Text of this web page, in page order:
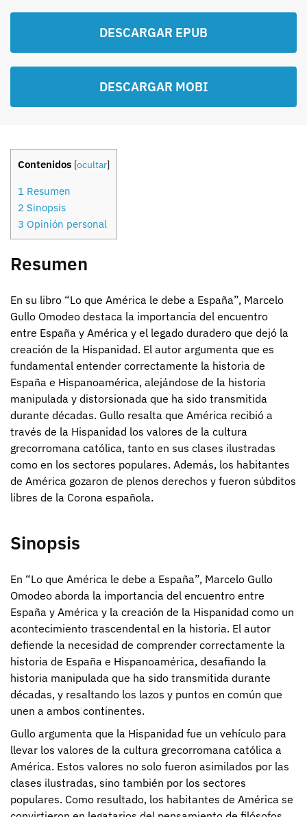
DESCARGAR EPUB
DESCARGAR MOBI
Contenidos [ocultar]
1 Resumen
2 Sinopsis
3 Opinión personal
Resumen
En su libro “Lo que América le debe a España”, Marcelo
Gullo Omodeo destaca la importancia del encuentro
entre España y América y el legado duradero que dejó la
creación de la Hispanidad. El autor argumenta que es
fundamental entender correctamente la historia de
España e Hispanoamérica, alejándose de la historia
manipulada y distorsionada que ha sido transmitida
durante décadas. Gullo resalta que América recibió a
través de la Hispanidad los valores de la cultura
grecorromana católica, tanto en sus clases ilustradas
como en los sectores populares. Además, los habitantes
de América gozaron de plenos derechos y fueron súbditos
libres de la Corona española.
Sinopsis
En “Lo que América le debe a España”, Marcelo Gullo
Omodeo aborda la importancia del encuentro entre
España y América y la creación de la Hispanidad como un
acontecimiento trascendental en la historia. El autor
defiende la necesidad de comprender correctamente la
historia de España e Hispanoamérica, desafiando la
historia manipulada que ha sido transmitida durante
décadas, y resaltando los lazos y puntos en común que
unen a ambos continentes.
Gullo argumenta que la Hispanidad fue un vehículo para
llevar los valores de la cultura grecorromana católica a
América. Estos valores no solo fueron asimilados por las
clases ilustradas, sino también por los sectores
populares. Como resultado, los habitantes de América se